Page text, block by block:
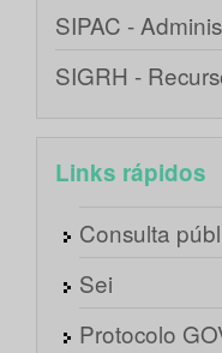
SIPAC -
SIGRH -
Links rápidos
Consulta
Sei
Protocolo